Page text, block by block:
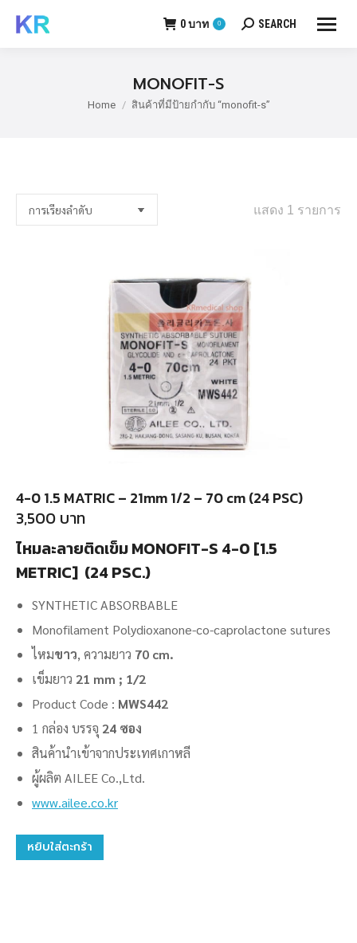
0บาท 0 Search:
SEARCH
MONOFIT-S
You are here:
Home สินค้าที่มีป้ายกำกับ “monofit-s”
แสดง 1 รายการ
4-0 1.5 MATRIC – 21mm 1/2 – 70 cm (24 PSC)
3,500 บาท
ไหมละลายติดเข็ม MONOFIT-S 4-0 [1.5
METRIC] (24 PSC.)
SYNTHETIC ABSORBABLE
Monofilament Polydioxanone-co-caprolactone sutures
ไหมขาว, ความยาว 70 cm.
เข็มยาว 21 mm ; 1/2
Product Code : MWS442
1 กล่อง บรรจุ 24 ซอง
สินค้านำเข้าจากประเทศเกาหลี
ผู้ผลิต AILEE Co.,Ltd.
www.ailee.co.kr
หยิบใส่ตะกร้า